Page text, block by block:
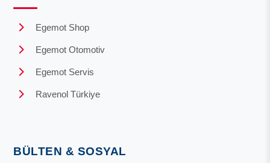
Egemot Shop
Egemot Otomotiv
Egemot Servis
Ravenol Türkiye
BÜLTEN & SOSYAL